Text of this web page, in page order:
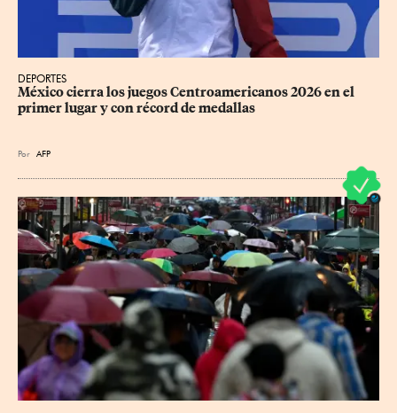
DEPORTES
México cierra los juegos Centroamericanos 2026 en el
primer lugar y con récord de medallas
Por AFP